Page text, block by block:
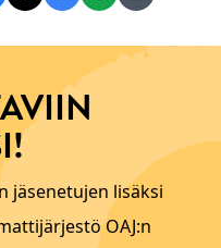
jäsenetujen lisäksi
OAJ:n